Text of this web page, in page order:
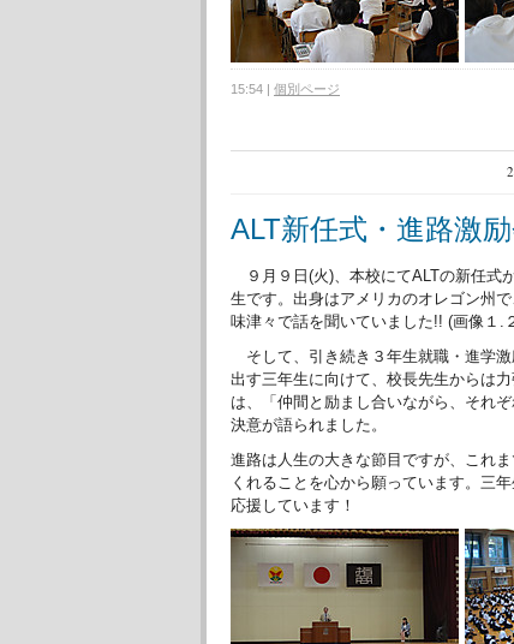
15:54 個別ページ
ALT新任式・進路激
９月９日(火)、本校にてALTの新任式
生です。出身はアメリカのオレゴン州
味津々で話を聞いていました!! (画像１.
そして、引き続き３年生就職・進学
出す三年生に向けて、校長先生からは
は、「仲間と励まし合いながら、それ
決意が語られました。
進路は人生の大きな節目ですが、これ
くれることを心から願っています。三
応援しています！